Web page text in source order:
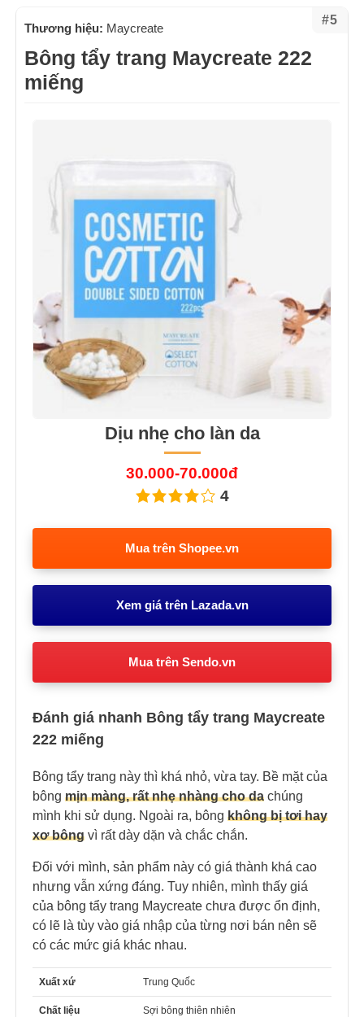
#5
Thương hiệu: Maycreate
Bông tẩy trang Maycreate 222
miếng
Dịu nhẹ cho làn da
30.000-70.000đ
4
Mua trên Shopee.vn
Xem giá trên Lazada.vn
Mua trên Sendo.vn
Đánh giá nhanh Bông tẩy trang Maycreate
222 miếng
Bông tẩy trang này thì khá nhỏ, vừa tay. Bề mặt của
bông mịn màng, rất nhẹ nhàng cho da chúng
mình khi sử dụng. Ngoài ra, bông không bị tơi hay
xơ bông vì rất dày dặn và chắc chắn.
Đối với mình, sản phẩm này có giá thành khá cao
nhưng vẫn xứng đáng. Tuy nhiên, mình thấy giá
của bông tẩy trang Maycreate chưa được ổn định,
có lẽ là tùy vào giá nhập của từng nơi bán nên sẽ
có các mức giá khác nhau.
Xuất xứ Trung Quốc
Chất liệu Sợi bông thiên nhiên